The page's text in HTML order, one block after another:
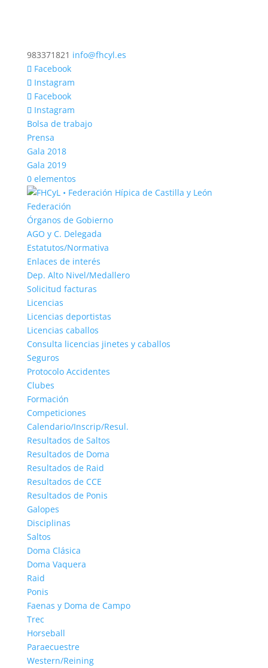
983371821 info@fhcyl.es
Facebook
Instagram
Facebook
Instagram
Bolsa de trabajo
Prensa
Gala 2018
Gala 2019
0 elementos
Federación
Órganos de Gobierno
AGO y C. Delegada
Estatutos/Normativa
Enlaces de interés
Dep. Alto Nivel/Medallero
Solicitud facturas
Licencias
Licencias deportistas
Licencias caballos
Consulta licencias jinetes y caballos
Seguros
Protocolo Accidentes
Clubes
Formación
Competiciones
Calendario/Inscrip/Resul.
Resultados de Saltos
Resultados de Doma
Resultados de Raid
Resultados de CCE
Resultados de Ponis
Galopes
Disciplinas
Saltos
Doma Clásica
Doma Vaquera
Raid
Ponis
Faenas y Doma de Campo
Trec
Horseball
Paraecuestre
Western/Reining